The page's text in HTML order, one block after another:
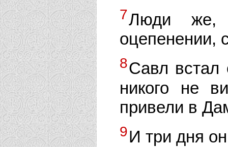
7Люди же,
оцепенении,
8Савл встал
никого не
привели в
9И три дня